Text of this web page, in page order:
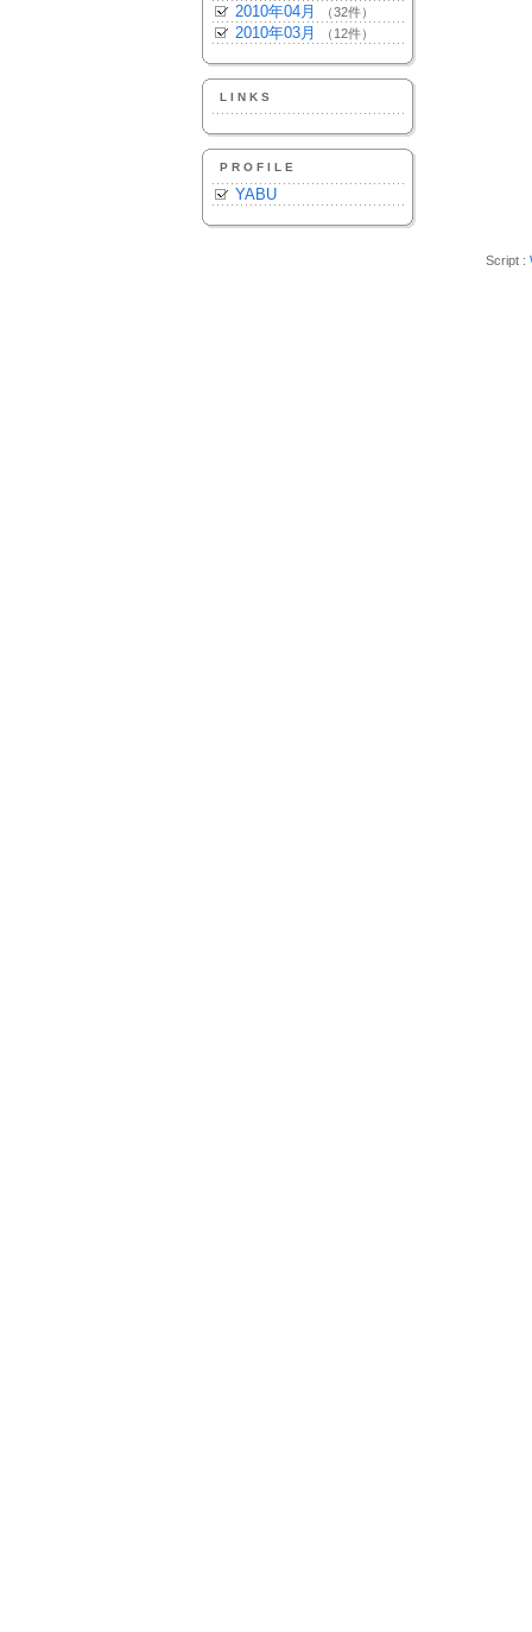
2010年04月 （32件）
2010年03月 （12件）
LINKS
PROFILE
YABU
Script :